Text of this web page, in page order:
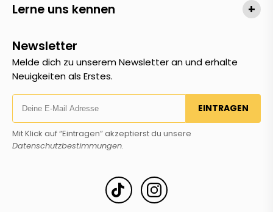
Lerne uns kennen +
Newsletter
Melde dich zu unserem Newsletter an und erhalte
Neuigkeiten als Erstes.
EINTRAGEN
Mit Klick auf “Eintragen” akzeptierst du unsere
Datenschutzbestimmungen.